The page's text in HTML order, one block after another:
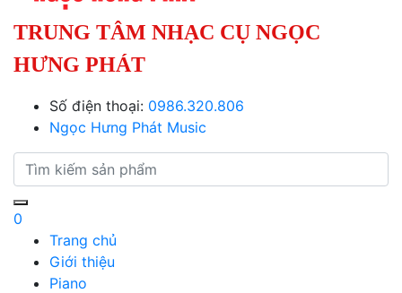
TRUNG TÂM NHẠC CỤ NGỌC
HƯNG PHÁT
Số điện thoại: 0986.320.806
Ngọc Hưng Phát Music
0
Trang chủ
Giới thiệu
Piano